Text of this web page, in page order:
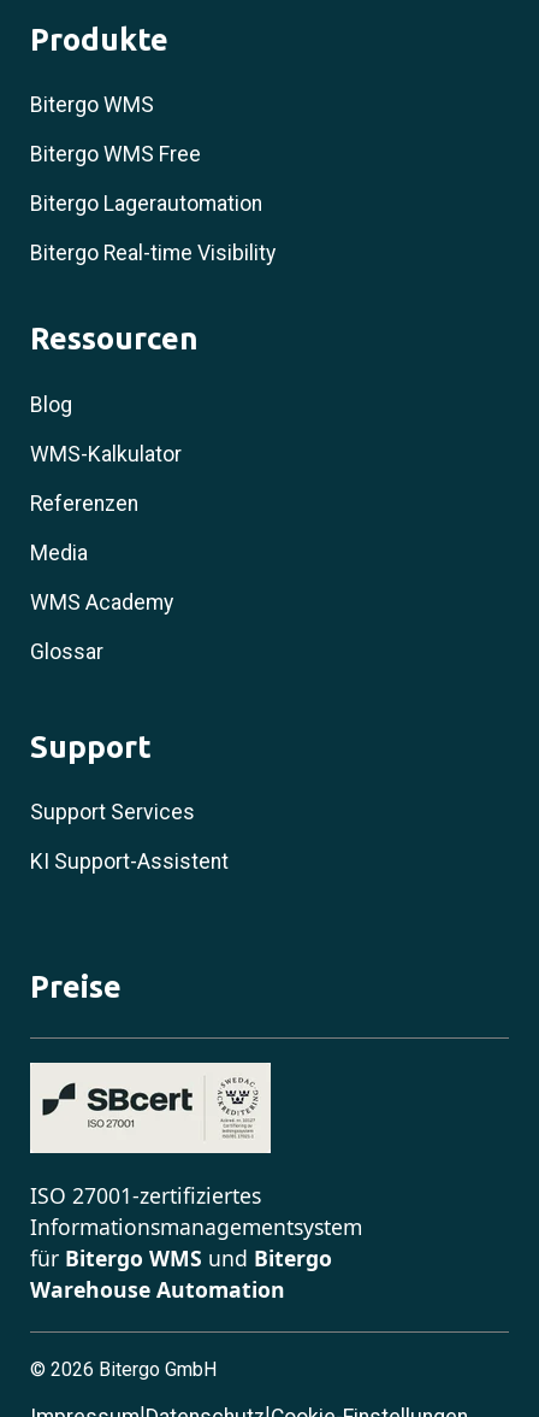
Produkte
Bitergo WMS
Bitergo WMS Free
Bitergo Lagerautomation
Bitergo Real-time Visibility
Ressourcen
Blog
WMS-Kalkulator
Referenzen
Media
WMS Academy
Glossar
Support
Support Services
KI Support-Assistent
Preise
ISO 27001-zertifiziertes
Informationsmanagementsystem
für Bitergo WMS und Bitergo
Warehouse Automation
© 2026 Bitergo GmbH